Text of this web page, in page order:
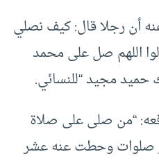
أن رجلا قال: كيف نصلي
اللهم صل على محمد
حميد مجيد “للنسائي.
“من صلى على صلاة
صلوات وحطت عنه عشر